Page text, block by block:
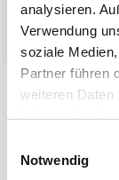
analysieren.
Verwendung
soziale
Partner führen
weiteren Daten
haben oder die
Notwendig
Ein